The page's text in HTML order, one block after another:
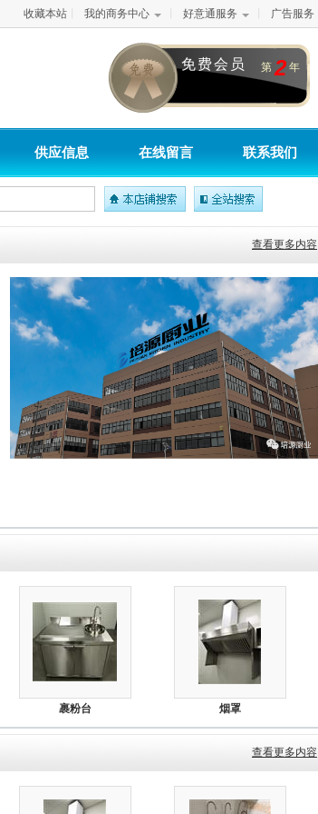
收藏本站 我的商务中心 好意通服务 广告服务
免费会员 第 2 年
供应信息 在线留言 联系我们
查看更多内容
裹粉台 烟罩
查看更多内容